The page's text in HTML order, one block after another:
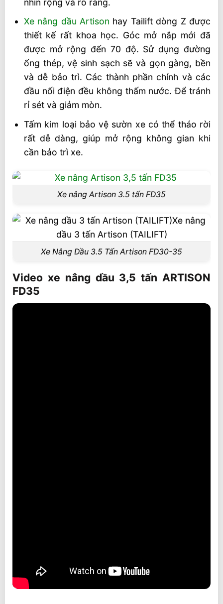
nhìn rộng và rõ ràng.
Xe nâng dầu Artison hay Tailift dòng Z được
thiết kế rất khoa học. Góc mở nắp mới đã
được mở rộng đến 70 độ. Sử dụng đường
ống thép, vệ sinh sạch sẽ và gọn gàng, bền
và dễ bảo trì. Các thành phần chính và các
đầu nối điện đều không thấm nước. Để tránh
rỉ sét và giảm mòn.
Tấm kim loại bảo vệ sườn xe có thể tháo rời
rất dễ dàng, giúp mở rộng không gian khi
cần bảo trì xe.
Xe nâng Artison 3.5 tấn FD35
Xe Nâng Dầu 3.5 Tấn Artison FD30-35
Video xe nâng dầu 3,5 tấn ARTISON
FD35